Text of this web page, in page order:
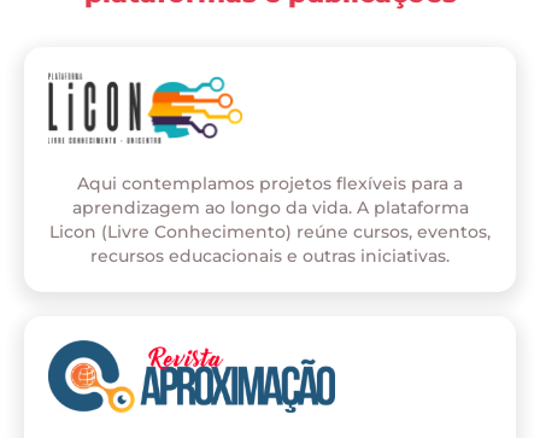
Aqui contemplamos projetos flexíveis para a
aprendizagem ao longo da vida. A plataforma
Licon (Livre Conhecimento) reúne cursos, eventos,
recursos educacionais e outras iniciativas.